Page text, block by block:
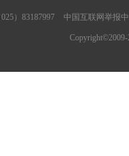
）83187997 中国互联网举报